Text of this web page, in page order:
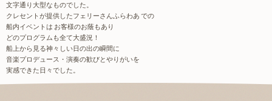
文字通り大型なものでした。
クレセントが提供したフェリーさんふらわあ での
船内イベントは お客様のお蔭もあり
どのプログラムも全て大盛況！
船上から見る神々しい日の出の瞬間に
音楽プロデュース・演奏の歓びとやりがいを
実感できた日々でした。